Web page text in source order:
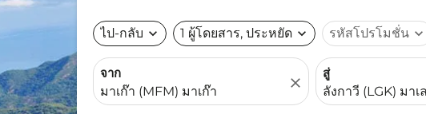
ไป-กลับ expand_more 1 ผู้โดยสาร, ประหยัด expand_more รหัสโปรโมชั่น expand_more
จาก
close
สู่